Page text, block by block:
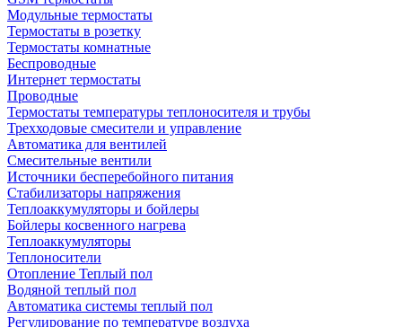
Модульные термостаты
Термостаты в розетку
Термостаты комнатные
Беспроводные
Интернет термостаты
Проводные
Термостаты температуры теплоносителя и трубы
Трехходовые смесители и управление
Автоматика для вентилей
Смесительные вентили
Источники бесперебойного питания
Стабилизаторы напряжения
Теплоаккумуляторы и бойлеры
Бойлеры косвенного нагрева
Теплоаккумуляторы
Теплоносители
Отопление Теплый пол
Водяной теплый пол
Автоматика системы теплый пол
Регулирование по температуре воздуха